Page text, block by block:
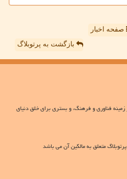
صفحه اخبار
بازگشت به پرتوبلاگ
زمینه فناوری و فرهنگ، و بستری برای خلق دنیای